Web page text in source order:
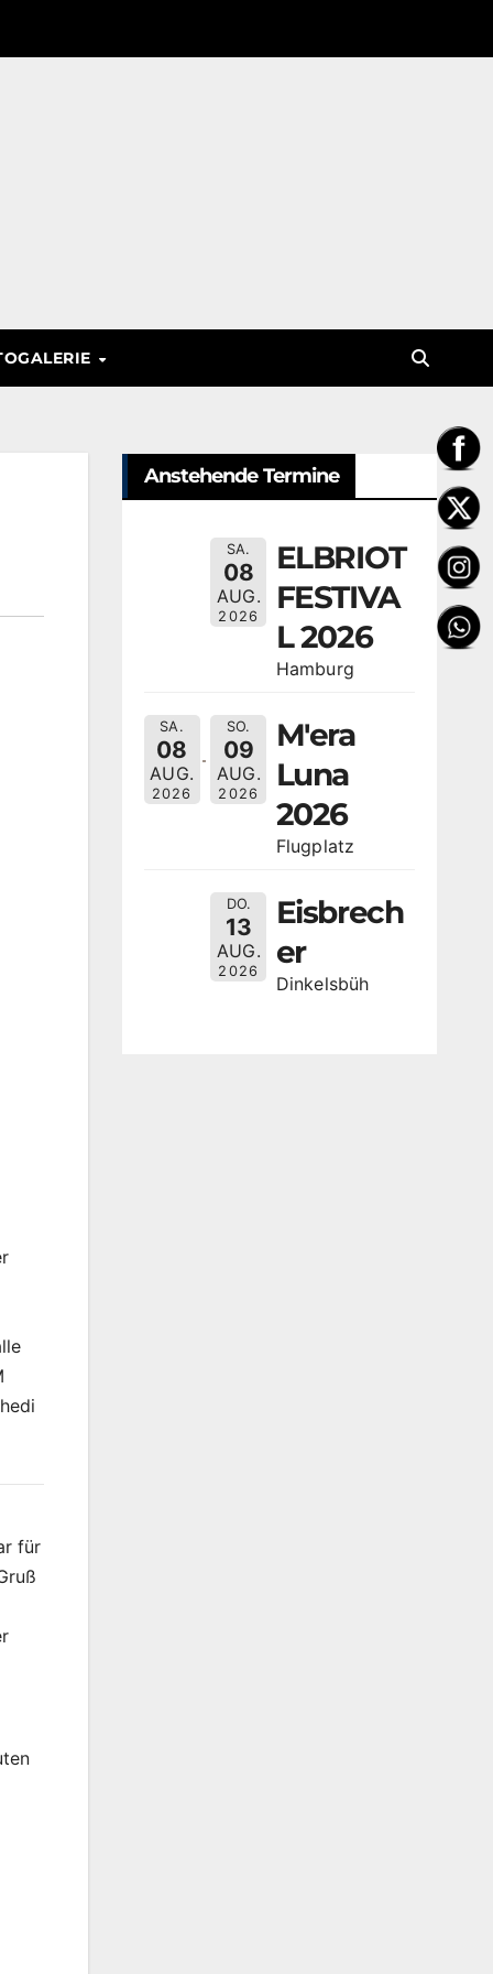
für
Anstehende Termine
SA.
08
AUG.
2026
ELBRIOT
FESTIVA
L 2026
Hamburg
SA.
08
AUG.
2026
SO.
09
AUG.
2026
M'era
Luna
2026
Flugplatz
DO.
13
AUG.
2026
Eisbrech
er
Dinkelsbüh